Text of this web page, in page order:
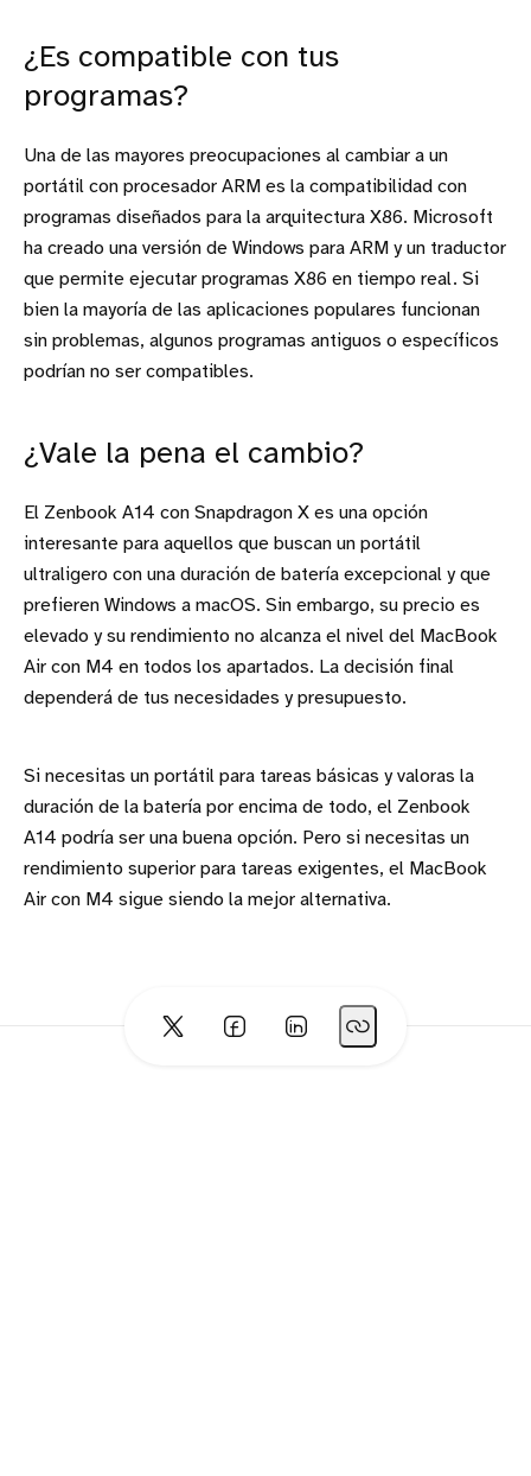
¿Es compatible con tus
programas?
Una de las mayores preocupaciones al cambiar a un
portátil con procesador ARM es la compatibilidad con
programas diseñados para la arquitectura X86. Microsoft
ha creado una versión de Windows para ARM y un traductor
que permite ejecutar programas X86 en tiempo real. Si
bien la mayoría de las aplicaciones populares funcionan
sin problemas, algunos programas antiguos o específicos
podrían no ser compatibles.
¿Vale la pena el cambio?
El Zenbook A14 con Snapdragon X es una opción
interesante para aquellos que buscan un portátil
ultraligero con una duración de batería excepcional y que
prefieren Windows a macOS. Sin embargo, su precio es
elevado y su rendimiento no alcanza el nivel del MacBook
Air con M4 en todos los apartados. La decisión final
dependerá de tus necesidades y presupuesto.
Si necesitas un portátil para tareas básicas y valoras la
duración de la batería por encima de todo, el Zenbook
A14 podría ser una buena opción. Pero si necesitas un
rendimiento superior para tareas exigentes, el MacBook
Air con M4 sigue siendo la mejor alternativa.